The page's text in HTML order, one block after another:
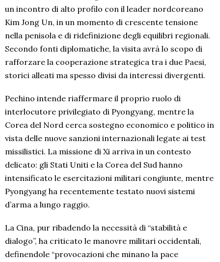
un incontro di alto profilo con il leader nordcoreano
Kim Jong Un, in un momento di crescente tensione
nella penisola e di ridefinizione degli equilibri regionali.
Secondo fonti diplomatiche, la visita avrà lo scopo di
rafforzare la cooperazione strategica tra i due Paesi,
storici alleati ma spesso divisi da interessi divergenti.
Pechino intende riaffermare il proprio ruolo di
interlocutore privilegiato di Pyongyang, mentre la
Corea del Nord cerca sostegno economico e politico in
vista delle nuove sanzioni internazionali legate ai test
missilistici. La missione di Xi arriva in un contesto
delicato: gli Stati Uniti e la Corea del Sud hanno
intensificato le esercitazioni militari congiunte, mentre
Pyongyang ha recentemente testato nuovi sistemi
d’arma a lungo raggio.
La Cina, pur ribadendo la necessità di “stabilità e
dialogo”, ha criticato le manovre militari occidentali,
definendole “provocazioni che minano la pace